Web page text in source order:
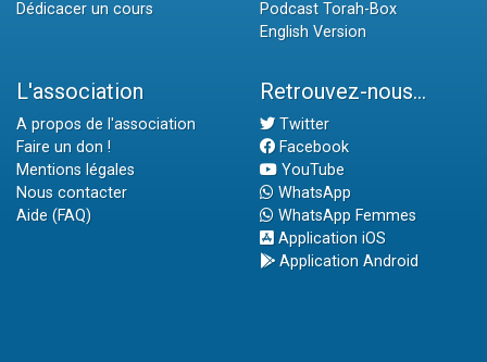
Dédicacer un cours
Podcast Torah-Box
English Version
L'association
A propos de l'association
Faire un don !
Mentions légales
Nous contacter
Aide (FAQ)
Retrouvez-nous...
Twitter
Facebook
YouTube
WhatsApp
WhatsApp Femmes
Application iOS
Application Android